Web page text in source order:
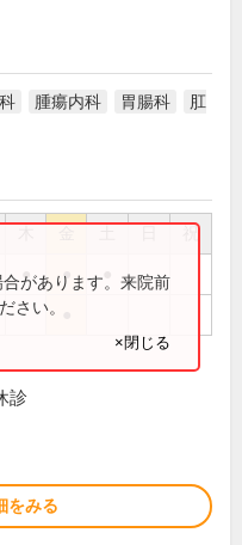
腫瘍内科 胃腸科
肛
祝
● ●
があります。来院前
さい。
×閉じる
診
をみる